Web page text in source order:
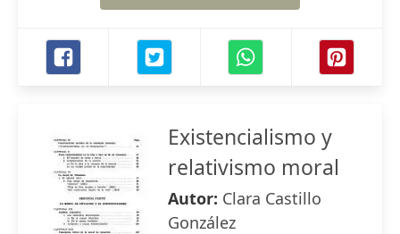
Existencialismo y
relativismo moral
Autor: Clara Castillo
González